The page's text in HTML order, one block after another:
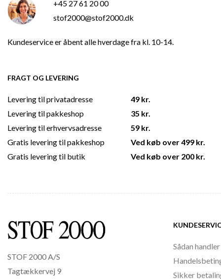
+45 27 61 20 00
stof2000@stof2000.dk
Kundeservice er åbent alle hverdage fra kl. 10-14.
FRAGT OG LEVERING
Levering til privatadresse
Levering til pakkeshop
Levering til erhvervsadresse
Gratis levering til pakkeshop
Gratis levering til butik
49 kr.
35 kr.
59 kr.
Ved køb over 499 kr.
Ved køb over 200 kr.
STOF 2000 A/S
Tagtækkervej 9
Sådan
Sikker